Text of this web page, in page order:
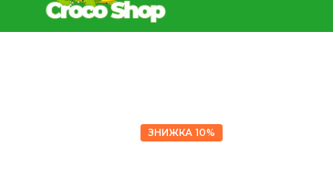
ЗНИЖКА 10%